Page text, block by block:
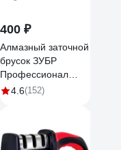
400 ₽
Алмазный заточной
брусок ЗУБР
Профессионал
крупная
4.6(152)